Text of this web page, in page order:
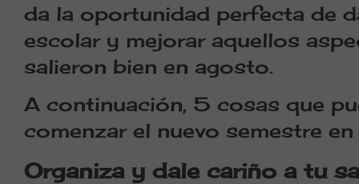
da la oportunidad perfecta de
escolar y mejorar aquellos
salieron bien en agosto.
A continuación, 5 cosas que
comenzar el nuevo semestre en
Organiza y dale cariño a tu